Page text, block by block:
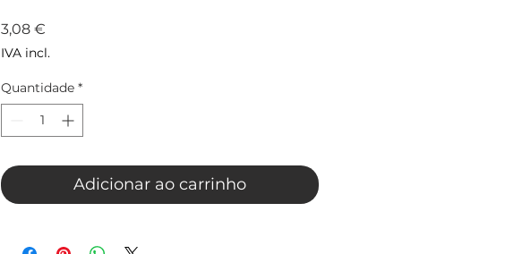
3,08 €
IVA incl.
Quantidade *
Adicionar ao carrinho